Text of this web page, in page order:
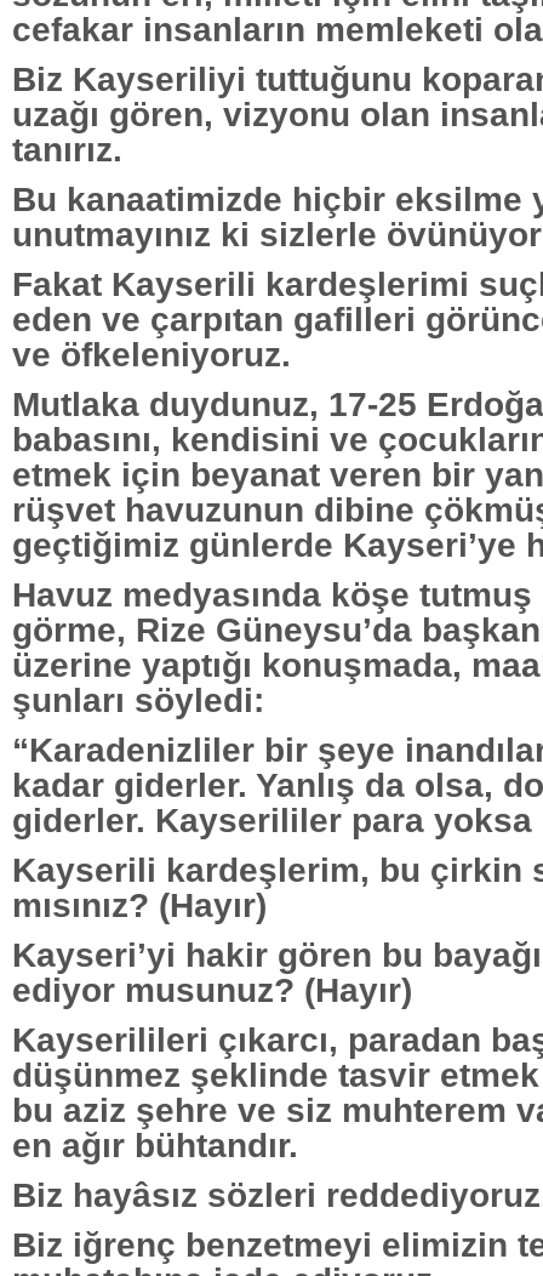
cefakar insanların memleketi
Biz Kayseriliyi tuttuğunu
uzağı gören, vizyonu olan
tanırız.
Bu kanaatimizde hiçbir eksilme
unutmayınız ki sizlerle
Fakat Kayserili kardeşlerimi
eden ve çarpıtan gafilleri
ve öfkeleniyoruz.
Mutlaka duydunuz, 17-25
babasını, kendisini ve
etmek için beyanat veren bir
rüşvet havuzunun dibine
geçtiğimiz günlerde Kayseri’ye
Havuz medyasında köşe
görme, Rize Güneysu’da
üzerine yaptığı konuşmada,
şunları söyledi:
“Karadenizliler bir şeye
kadar giderler. Yanlış da olsa,
giderler. Kayserililer para yoksa
Kayserili kardeşlerim, bu çirkin
mısınız? (Hayır)
Kayseri’yi hakir gören bu
ediyor musunuz? (Hayır)
Kayserilileri çıkarcı, paradan
düşünmez şeklinde tasvir
bu aziz şehre ve siz muhterem
en ağır bühtandır.
Biz hayâsız sözleri
Biz iğrenç benzetmeyi elimizin